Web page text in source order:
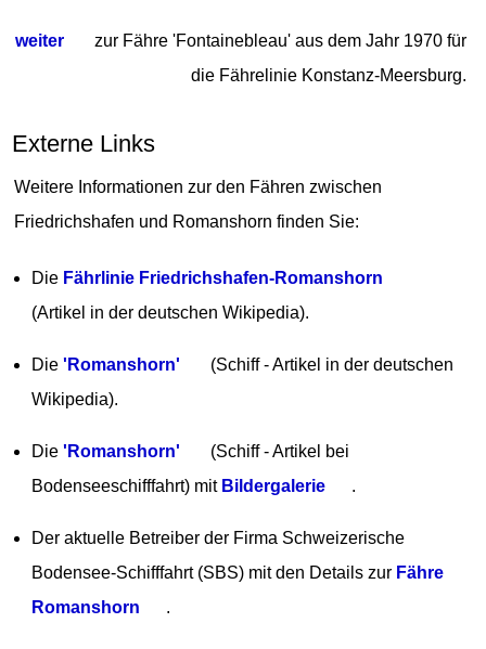
weiter
zur Fähre 'Fontainebleau' aus dem Jahr 1970 für
die Fährelinie Konstanz-Meersburg.
Externe Links
Weitere Informationen zur den Fähren zwischen
Friedrichshafen und Romanshorn finden Sie:
Die Fährlinie Friedrichshafen-Romanshorn
(Artikel in der deutschen Wikipedia).
Die'Romanshorn'
(Schiff - Artikel in der deutschen
Wikipedia).
Die'Romanshorn'
(Schiff - Artikel bei
Bodenseeschifffahrt) mit Bildergalerie .
Der aktuelle Betreiber der Firma Schweizerische
Bodensee-Schifffahrt (SBS) mit den Details zur Fähre
Romanshorn
.